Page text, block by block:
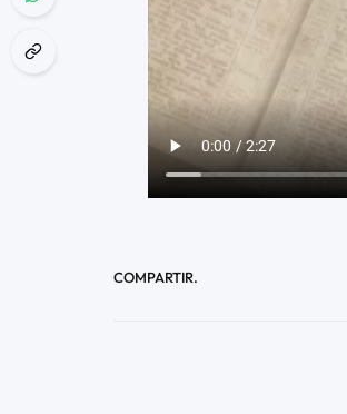
COMPARTIR.